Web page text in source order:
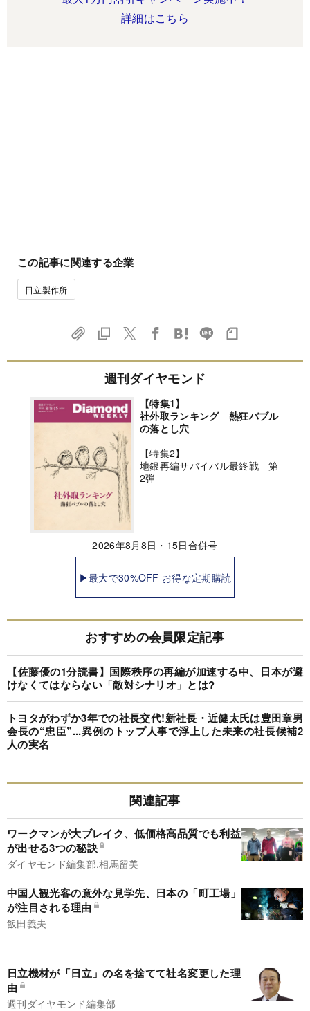
詳細はこちら
この記事に関連する企業
日立製作所
週刊ダイヤモンド
【特集1】
社外取ランキング 熱狂バブル
の落とし穴
【特集2】
地銀再編サバイバル最終戦 第
2弾
2026年8月8日・15日合併号
▶最大で30%OFF お得な定期購読
おすすめの会員限定記事
【佐藤優の1分読書】国際秩序の再編が加速する中、日本が避
けなくてはならない「敵対シナリオ」とは?
トヨタがわずか3年での社長交代!新社長・近健太氏は豊田章男
会長の“忠臣”...異例のトップ人事で浮上した未来の社長候補2
人の実名
関連記事
ワークマンが大ブレイク、低価格高品質でも利益
が出せる3つの秘訣
ダイヤモンド編集部,相馬留美
中国人観光客の意外な見学先、日本の「町工場」
が注目される理由
飯田義夫
日立機材が「日立」の名を捨てて社名変更した理
由
週刊ダイヤモンド編集部